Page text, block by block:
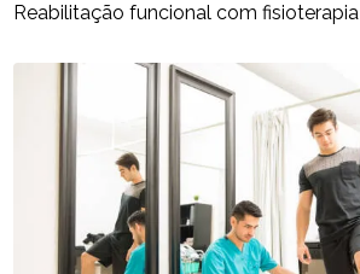
Reabilitação funcional com fisioterapia